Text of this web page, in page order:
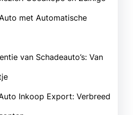
met Automatische
van Schadeauto’s: Van
Inkoop Export: Verbreed